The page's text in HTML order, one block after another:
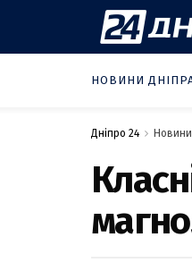
НОВИНИ
Дніпро 24